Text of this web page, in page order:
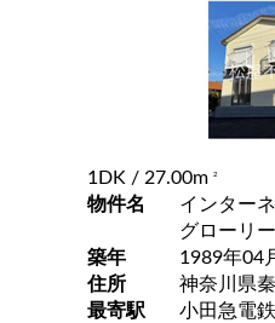
1DK / 27.00m 2
物件名
インター
グローリー
築年
1989年04
住所
神奈川県
最寄駅
小田急電